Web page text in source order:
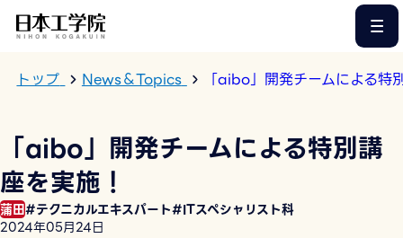
トップ News＆Topics 「aibo」開発チームによる特
「aibo」開発チームによる特別講
座を実施！
蒲田#テクニカルエキスパート#ITスペシャリスト科
2024年05月24日